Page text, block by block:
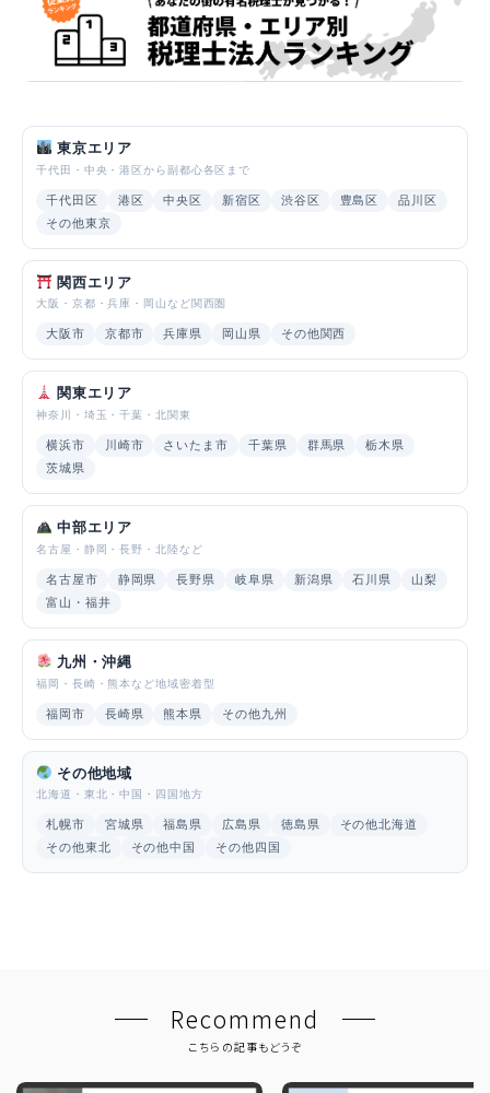
東京エリア
千代田・中央・港区から副都心各区まで
千代田区 港区 中央区 新宿区 渋谷区 豊島区
品川区
その他東京
関西エリア
大阪・京都・兵庫・岡山など関西圏
大阪市 京都市 兵庫県 岡山県 その他関西
関東エリア
神奈川・埼玉・千葉・北関東
横浜市 川崎市 さいたま市 千葉県 群馬県
栃木県
茨城県
中部エリア
名古屋・静岡・長野・北陸など
名古屋市 静岡県 長野県 岐阜県 新潟県 石川県
山梨
富山・福井
九州・沖縄
福岡・長崎・熊本など地域密着型
福岡市 長崎県 熊本県 その他九州
その他地域
北海道・東北・中国・四国地方
札幌市 宮城県 福島県 広島県 徳島県
その他北海道
その他東北
その他中国 その他四国
Recommend
こちらの記事もどうぞ